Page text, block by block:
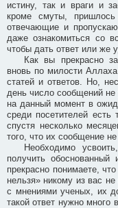
истину, так и враги и
кроме смуты, пришлось
отвечающие и
даже ознакомиться со
чтобы дать ответ или же
Как вы прекрасно
вновь по милости
статей и ответов. Но,
день число сообщений не
на данный момент в
среди посетителей
спустя несколько
того, что их сообщение
Необходимо
получить
прекрасно понимаете,
нельзя» никому из вас
с мнениями ученых, их
такой ответ нужно